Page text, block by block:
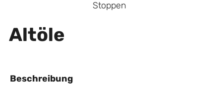
Stoppen
Altöle
Beschreibung